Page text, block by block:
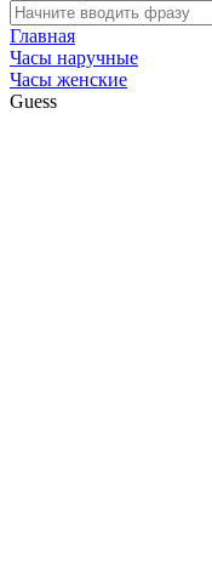
Главная
Часы наручные
Часы женские
Guess